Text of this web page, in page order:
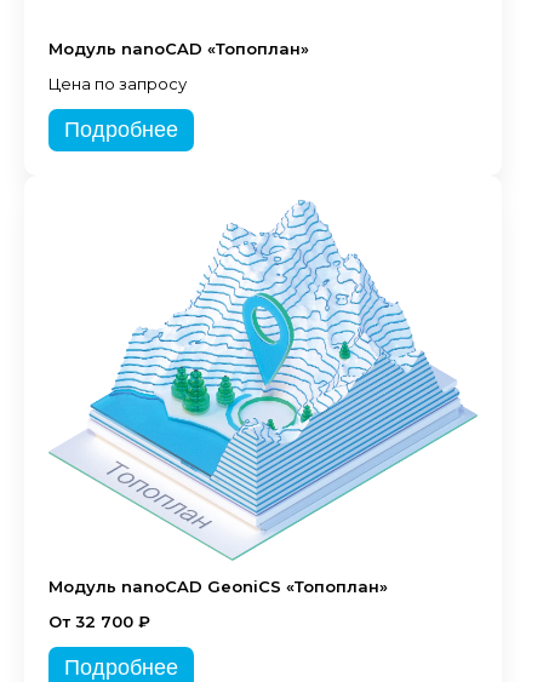
Модуль nanoCAD «Топоплан»
Цена по запросу
Подробнее
Модуль nanoCAD GeoniCS «Топоплан»
От 32 700 ₽
Подробнее